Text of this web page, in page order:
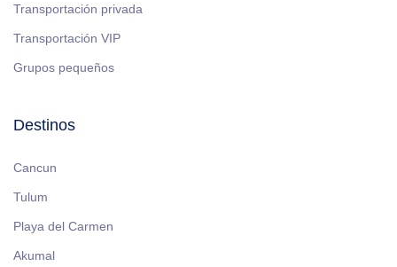
Transportación privada
Transportación VIP
Grupos pequeños
Destinos
Cancun
Tulum
Playa del Carmen
Akumal